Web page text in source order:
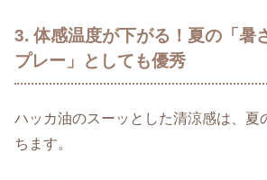
3. 体感温度が下がる！夏の「暑
プレー」としても優秀
ハッカ油のスーッとした清涼感は、夏
ちます。